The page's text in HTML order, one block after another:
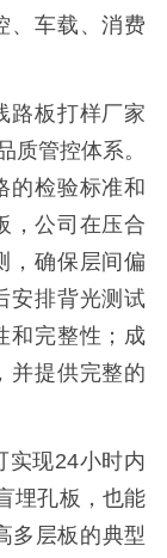
、车载、消费
路板打样厂家
质管控体系。
的检验标准和
，公司在压合
，确保层间偏
安排背光测试
和完整性；成
并提供完整的
实现24小时内
埋孔板，也能
多层板的典型